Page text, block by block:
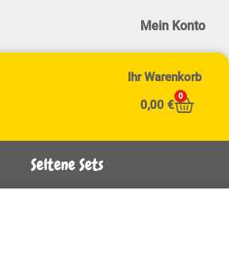
Mein Konto
Ihr Warenkorb
0,00 €
0
Seltene Sets